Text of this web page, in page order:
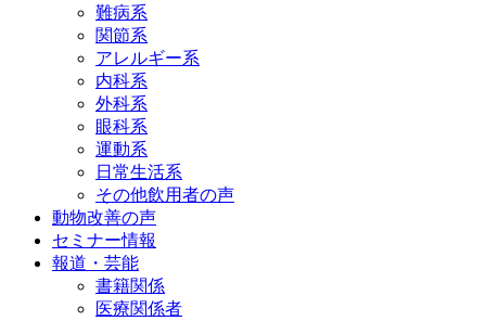
難病系
関節系
アレルギー系
内科系
外科系
眼科系
運動系
日常生活系
その他飲用者の声
動物改善の声
セミナー情報
報道・芸能
書籍関係
医療関係者